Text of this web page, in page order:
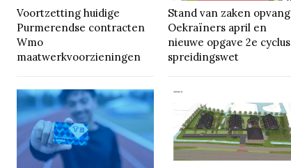
Voortzetting huidige
Purmerendse contracten
Wmo
maatwerkvoorzieningen
Stand van zaken opvang
Oekraïners april en
nieuwe opgave 2e cyclus
spreidingswet